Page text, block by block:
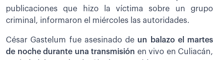
publicaciones que hizo la víctima sobre un grupo
criminal, informaron el miércoles las autoridades.
César Gastelum fue asesinado de un balazo el martes
de noche durante una transmisión en vivo en Culiacán,